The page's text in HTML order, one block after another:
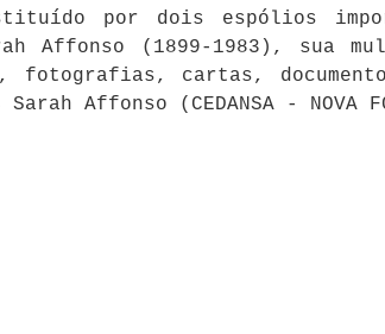
por dois espólios
(1899-1983), sua
cartas,
Affonso (CEDANSA - NOVA